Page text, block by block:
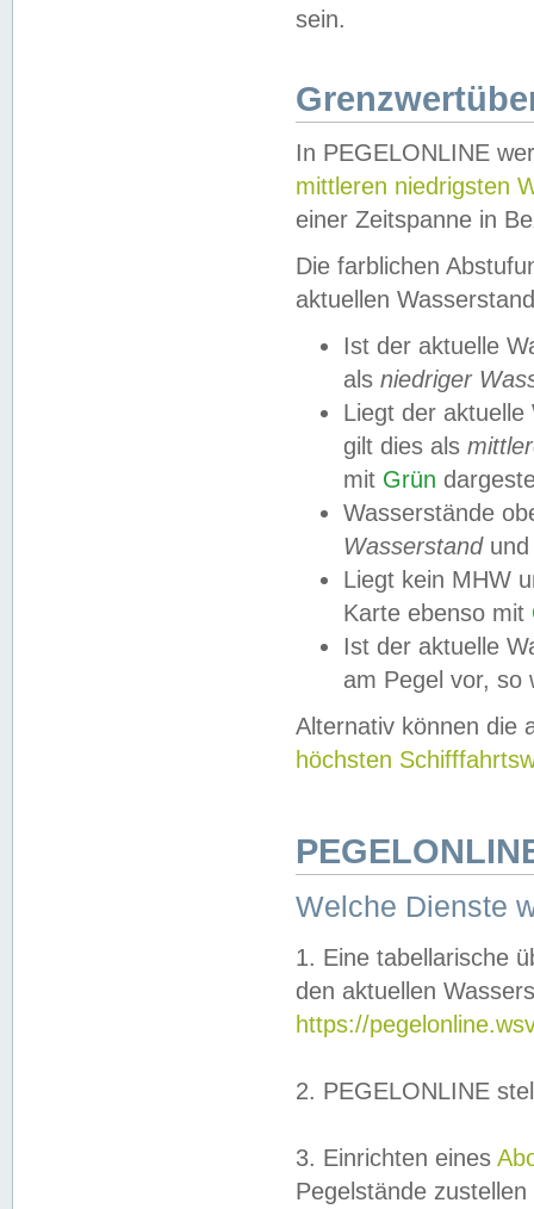
sein.
In PEGELONLINE
mittleren niedrigsten
einer Zeitspanne in
Die farblichen
aktuellen
Ist der aktuelle
als niedriger
Liegt der
gilt dies als
mit Grün
Wasserstände
Wasserstandund
Liegt kein MHW
Karte ebenso mit
Ist der aktuelle
am Pegel vor,
Alternativ können die
höchsten
Welche Dienste
1. Eine tabellarische
den aktuellen
https://
2. PEGELONLINE
3. Einrichten eines
Pegelstände